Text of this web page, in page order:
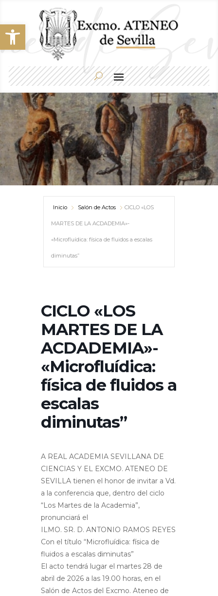
Abrir barra de herramientas
Inicio Salón de Actos CICLO «LOS
MARTES DE LA ACDADEMIA»-
«Microfluídica: física de fluidos a escalas
diminutas”
CICLO «LOS
MARTES DE LA
ACDADEMIA»-
«Microfluídica:
física de fluidos a
escalas
diminutas”
A REAL ACADEMIA SEVILLANA DE
CIENCIAS Y EL EXCMO. ATENEO DE
SEVILLA tienen el honor de invitar a Vd.
a la conferencia que, dentro del ciclo
“Los Martes de la Academia”,
pronunciará el
ILMO. SR. D. ANTONIO RAMOS REYES
Con el título “Microfluídica: física de
fluidos a escalas diminutas”
El acto tendrá lugar el martes 28 de
abril de 2026 a las 19.00 horas, en el
Salón de Actos del Excmo. Ateneo de